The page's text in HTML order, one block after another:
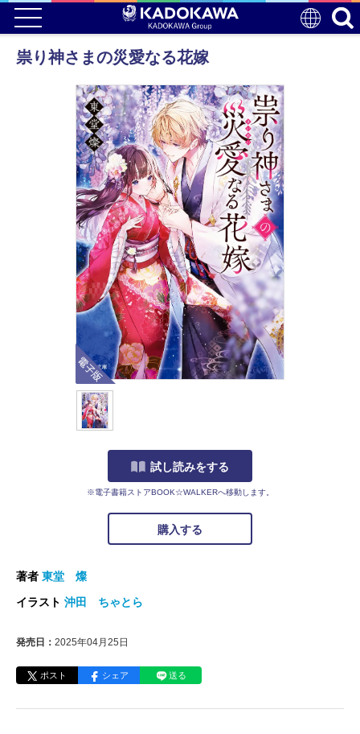
祟り神さまの災愛なる花嫁
電子版
試し読みをする
※電子書籍ストアBOOK☆WALKERへ移動します。
購入する
著者 東堂 燦
イラスト 沖田 ちゃとら
発売日： 2025年04月25日
ポスト シェア 送る